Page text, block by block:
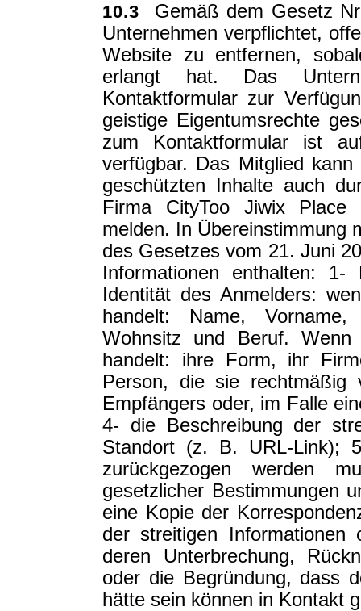
10.3 Gemäß dem Gesetz
Unternehmen verpflichtet,
Website zu entfernen,
erlangt hat. Das
Kontaktformular zur
geistige Eigentumsrechte
zum Kontaktformular ist
verfügbar. Das Mitglied
geschützten Inhalte auch
Firma CityToo Jiwix
melden. In Übereinstimmung
des Gesetzes vom 21. Juni
Informationen enthalten:
Identität des Anmelders:
handelt: Name, Vorname,
Wohnsitz und Beruf.
handelt: ihre Form, ihr
Person, die sie
Empfängers oder, im Falle
4- die Beschreibung der
Standort (z. B. URL-Link);
zurückgezogen werden
gesetzlicher Bestimmungen
eine Kopie der
der streitigen Informationen
deren Unterbrechung,
oder die Begründung, dass
hätte sein können in Kontakt